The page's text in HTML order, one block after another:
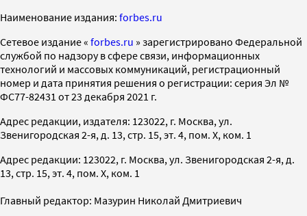
Наименование издания: forbes.ru
Cетевое издание « forbes.ru » зарегистрировано Федеральной
службой по надзору в сфере связи, информационных
технологий и массовых коммуникаций, регистрационный
номер и дата принятия решения о регистрации: серия Эл №
ФС77-82431 от 23 декабря 2021 г.
Адрес редакции, издателя: 123022, г. Москва, ул.
Звенигородская 2-я, д. 13, стр. 15, эт. 4, пом. X, ком. 1
Адрес редакции: 123022, г. Москва, ул. Звенигородская 2-я, д.
13, стр. 15, эт. 4, пом. X, ком. 1
Главный редактор: Мазурин Николай Дмитриевич